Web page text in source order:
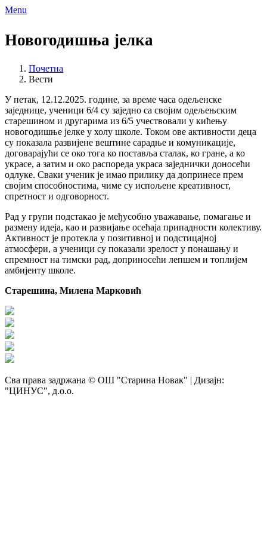
Menu
Новогодишња јелка
Почетна
Вести
У петак, 12.12.2025. године, за време часа одељенске
заједнице, ученици 6/4 су заједно са својим одељењским
старешином и другарима из 6/5 учествовали у кићењу
новогодишње јелке у холу школе. Током ове активности деца
су показала развијене вештине сарадње и комуникације,
договарајући се око тога ко поставља сталак, ко гране, а ко
украсе, а затим и око распореда украса заједнички доносећи
одлуке. Сваки ученик је имао прилику да допринесе прем
својим способностима, чиме су испољене креативност,
спретност и одговорност.
Рад у групи подстакао је међусобно уважавање, помагање и
размену идеја, као и развијање осећаја припадности колективу.
Активност је протекла у позитивној и подстицајној
атмосфери, а ученици су показали зрелост у понашању и
спремност на тимски рад, доприносећи лепшем и топлијем
амбијенту школе.
Старешина, Милена Марковић
Сва права задржана © ОШ "Старина Новак" | Дизајн:
"ЦИНУС", д.о.о.